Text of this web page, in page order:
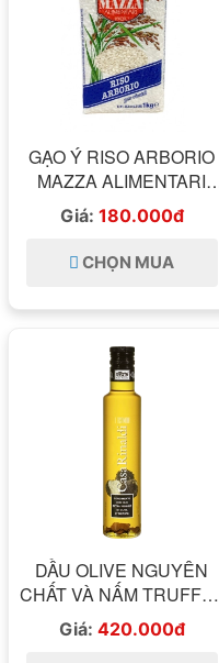
GẠO Ý RISO ARBORIO
MAZZA ALIMENTARI
ITALIA 1KG
Giá: 180.000đ
CHỌN MUA
DẦU OLIVE NGUYÊN
CHẤT VÀ NẤM TRUFFLE
BLACK CASA RINALDI
TARTUFO 250ML
Giá: 420.000đ